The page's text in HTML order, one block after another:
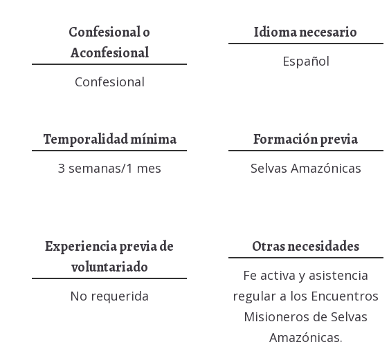
Confesional o
Aconfesional
Confesional
Idioma necesario
Español
Temporalidad mínima
3 semanas/1 mes
Formación previa
Selvas Amazónicas
Experiencia previa de
voluntariado
No requerida
Otras necesidades
Fe activa y asistencia
regular a los Encuentros
Misioneros de Selvas
Amazónicas.